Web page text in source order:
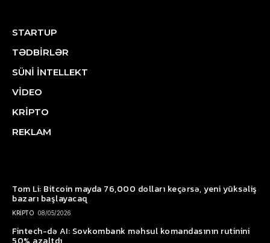
STARTUP
TƏDBİRLƏR
SÜNİ İNTELLEKT
VİDEO
KRİPTO
REKLAM
Tom Li: Bitcoin mayda 76,000 dolları keçərsə, yeni yüksəliş
bazarı başlayacaq
KRİPTO 08/05/2026
Fintech-də AI: Sovkombank məhsul komandasının rutinini